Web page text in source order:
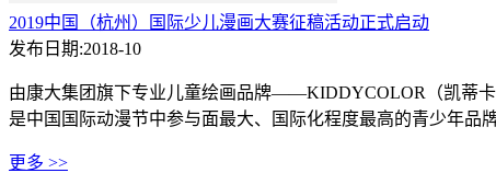
2019中国（杭州）国际少儿漫画大赛征稿活动正式启动
发布日期:2018-10
由康大集团旗下专业儿童绘画品牌——KIDDYCOLOR（凯蒂卡
是中国国际动漫节中参与面最大、国际化程度最高的青少年品
更多 >>